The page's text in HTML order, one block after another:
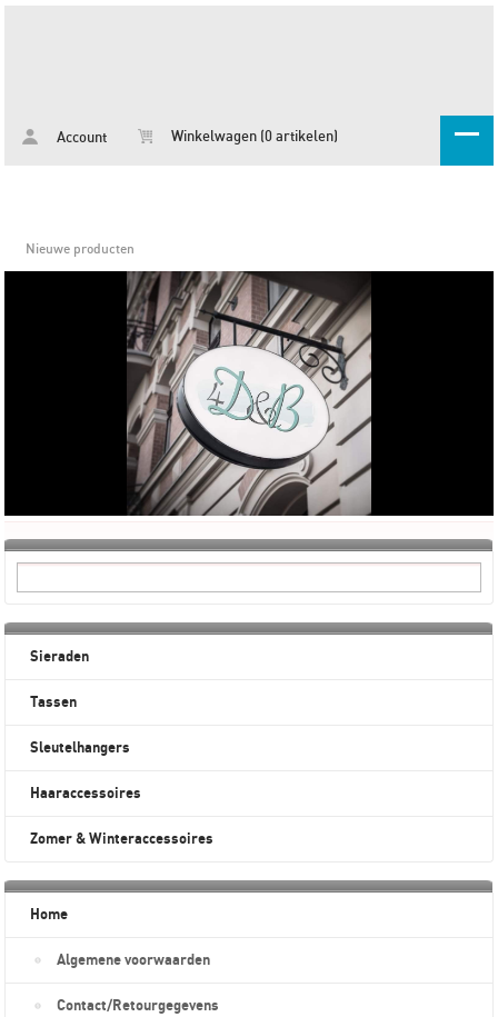
Account Winkelwagen (0 artikelen)
Nieuwe producten
Sieraden
Tassen
Sleutelhangers
Haaraccessoires
Zomer & Winteraccessoires
Home
Algemene voorwaarden
Contact/Retourgegevens